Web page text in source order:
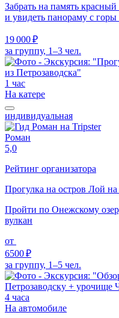
Забрать на память
и увидеть панораму с
19 000 ₽
за группу, 1–3 чел.
1 час
На катере
индивидуальная
Роман
5,0
Рейтинг организатора
Прогулка на остров Лой на
Пройти по Онежскому
вулкан
от
6500 ₽
за группу, 1–5 чел.
4 часа
На автомобиле